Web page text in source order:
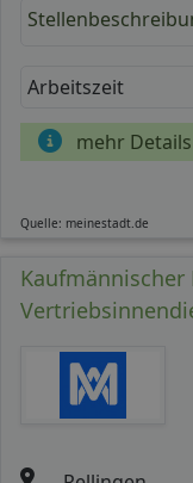
Arbeitszeit
mehr Details
Quelle: meinestadt.de